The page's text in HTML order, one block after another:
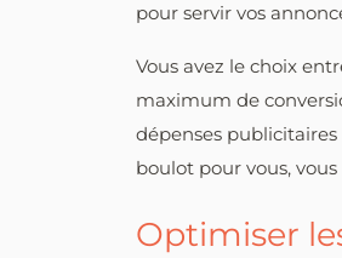
pour servir vos
Vous avez le choix
maximum de
dépenses publicitaires
boulot pour vous,
Optimiser